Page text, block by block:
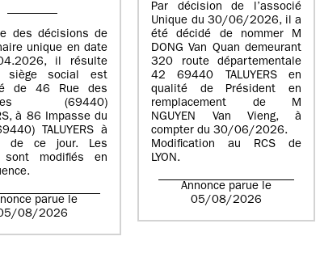
des décisions de
unique en date
il résulte
siège social est
de 46 Rue des
(69440)
à 86 Impasse du
TALUYERS à
de ce jour. Les
sont modifiés en
parue le
08/2026
Par décision de l’associé
Unique du 30/06/2026, il a
été décidé de nommer M
DONG Van Quan demeurant
320 route départementale
42 69440 TALUYERS en
qualité de Président en
remplacement de M
NGUYEN Van Vieng, à
compter du 30/06/2026.
Modification au RCS de
LYON.
Annonce parue le
05/08/2026